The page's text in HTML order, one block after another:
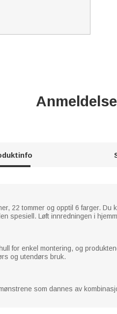
Anmeldelse
22 tommer og opptil 6 farger.
spesiell. Løft innredningen i
for enkel montering, og
og utendørs bruk.
som dannes av